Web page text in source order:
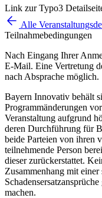
Link zur Typo3
Alle
Teilnahmebedingungen
Nach Eingang Ihrer
E-Mail. Eine Vertretung
nach Absprache möglich.
Bayern Innovativ behält
Programmänderungen
Veranstaltung aufgrund
deren Durchführung für
beide Parteien von ihren
teilnehmende Person
dieser zurückerstattet.
Zusammenhang mit
machen.